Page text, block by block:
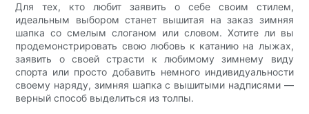
Для тех, кто любит заявить о себе своим стилем,
идеальным выбором станет вышитая на заказ зимняя
шапка со смелым слоганом или словом. Хотите ли вы
продемонстрировать свою любовь к катанию на лыжах,
заявить о своей страсти к любимому зимнему виду
спорта или просто добавить немного индивидуальности
своему наряду, зимняя шапка с вышитыми надписями —
верный способ выделиться из толпы.